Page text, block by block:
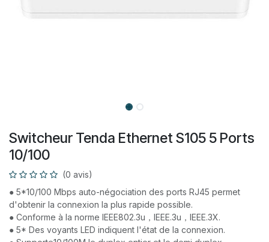
Switcheur Tenda Ethernet S105 5 Ports
10/100
(0 avis)
● 5*10/100 Mbps auto-négociation des ports RJ45 permet
d'obtenir la connexion la plus rapide possible.
● Conforme à la norme IEEE802.3u，IEEE.3u，IEEE.3X.
● 5* Des voyants LED indiquent l'état de la connexion.